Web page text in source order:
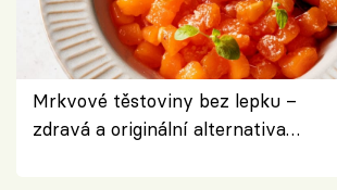
Mrkvové těstoviny bez lepku –
zdravá a originální alternativa